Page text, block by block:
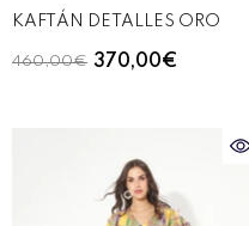
KAFTÁN DETALLES ORO
460,00€ 370,00€